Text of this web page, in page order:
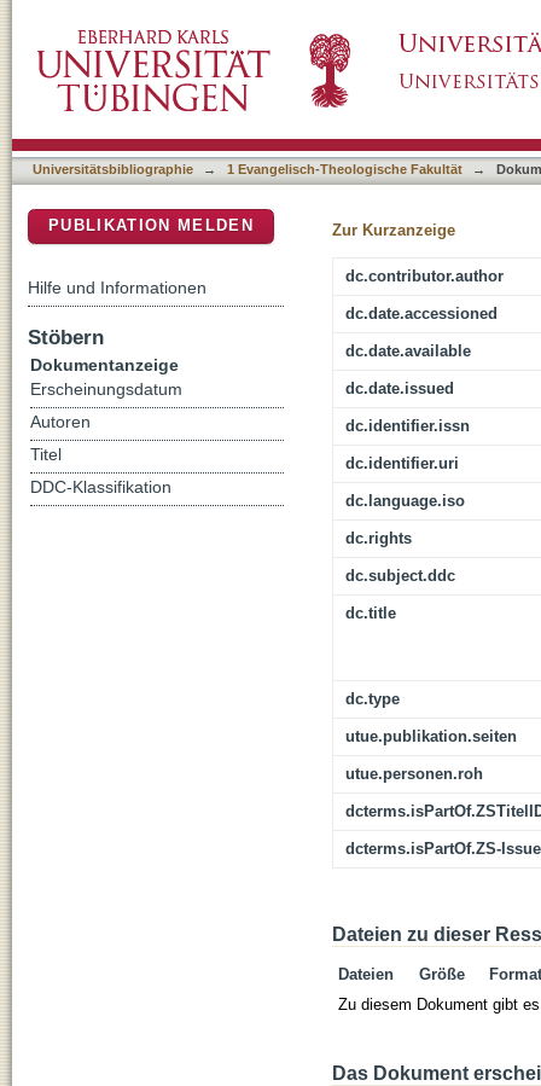
Ossuary Controversy and the Quest for
Universitätsbibliographie → 1 Evangelisch-Theologische Fakultät →
Zur Kurzanzeige
dc.contributor.author
dc.date.accessioned
dc.date.available
dc.date.issued
dc.identifier.issn
dc.identifier.uri
dc.language.iso
dc.rights
dc.subject.ddc
dc.title
dc.type
utue.publikation.seiten
utue.personen.roh
dcterms.isPartOf.ZS-Issue
Dateien zu dieser
Dateien Größe
Format
Zu diesem Dokument gibt
Das Dokument
PUBLIKATION MELDEN
Hilfe und Informationen
Stöbern
Dokumentanzeige
Erscheinungsdatum
Autoren
Titel
DDC-Klassifikation